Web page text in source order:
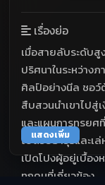
เรื่องย่อ
เมื่อสายลับระดับ
ปริศนาในระหว่าง
ศิลป์อย่างนีล ชอว์
สืบสวนนำเขาไป
และแผนการทรยศ
ไปด้วยอาวุธและเ
เปิดโปงผู้อยู่เบื้อง
ทุกคนที่เกี่ยวข้อง
แสดงเพิ่ม